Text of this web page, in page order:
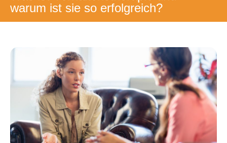
warum ist sie so erfolgreich?